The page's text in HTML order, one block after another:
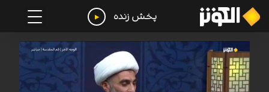
پخش زنده